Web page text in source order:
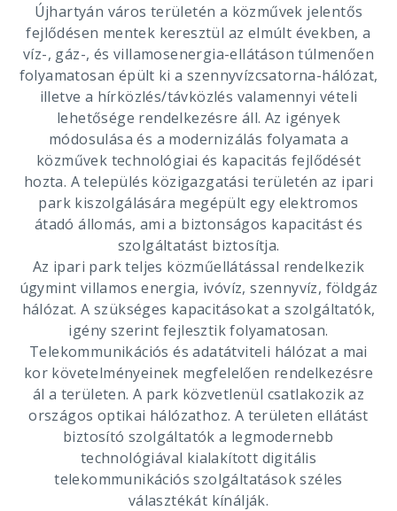
Újhartyán város területén a közművek jelentős
fejlődésen mentek keresztül az elmúlt években, a
víz-, gáz-, és villamosenergia-ellátáson túlmenően
folyamatosan épült ki a szennyvízcsatorna-hálózat,
illetve a hírközlés/távközlés valamennyi vételi
lehetősége rendelkezésre áll. Az igények
módosulása és a modernizálás folyamata a
közművek technológiai és kapacitás fejlődését
hozta. A település közigazgatási területén az ipari
park kiszolgálására megépült egy elektromos
átadó állomás, ami a biztonságos kapacitást és
szolgáltatást biztosítja.
Az ipari park teljes közműellátással rendelkezik
úgymint villamos energia, ivóvíz, szennyvíz, földgáz
hálózat. A szükséges kapacitásokat a szolgáltatók,
igény szerint fejlesztik folyamatosan.
Telekommunikációs és adatátviteli hálózat a mai
kor követelményeinek megfelelően rendelkezésre
ál a területen. A park közvetlenül csatlakozik az
országos optikai hálózathoz. A területen ellátást
biztosító szolgáltatók a legmodernebb
technológiával kialakított digitális
telekommunikációs szolgáltatások széles
választékát kínálják.